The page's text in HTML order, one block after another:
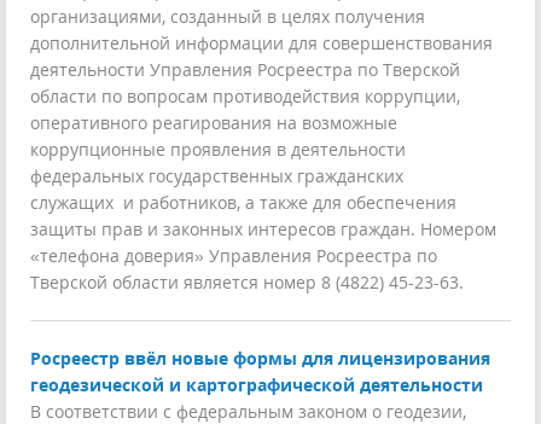
организациями, созданный в целях получения
дополнительной информации для совершенствования
деятельности Управления Росреестра по Тверской
области по вопросам противодействия коррупции,
оперативного реагирования на возможные
коррупционные проявления в деятельности
федеральных государственных гражданских
служащих и работников, а также для обеспечения
защиты прав и законных интересов граждан. Номером
«телефона доверия» Управления Росреестра по
Тверской области является номер 8 (4822) 45-23-63.
Росреестр ввёл новые формы для лицензирования
геодезической и картографической деятельности
В соответствии с федеральным законом о геодезии,